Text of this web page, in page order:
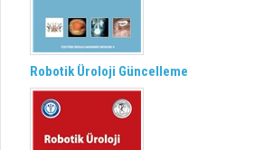
Robotik Üroloji Güncelleme